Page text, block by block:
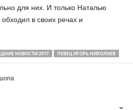
для них. И только Наталью
в своих речах и
НОВОСТИ 2017 ПЕВЕЦ ИГОРЬ НИКОЛАЕВ